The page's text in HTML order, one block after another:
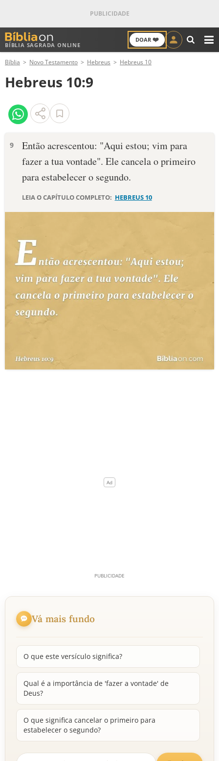
BÍBLIA SAGRADA ONLINE
DOAR ❤️
ANTIGO TESTAMENTO
NOVO TESTAMENTO
VERSÍCULOS
PALAVRA DO DIA
DEVOCIONAL DIÁRIO
10 MANDAMENTOS
ESTUDOS BÍBLICOS
ESBOÇOS DE PREGAÇÃO
TEMAS
PERGUNTE À BÍBLIA
TERMO BÍBLICO
Bíblia Novo Testamento Hebreus Hebreus 10
Hebreus 10:9
9
Então acrescentou: "Aqui estou; vim para
fazer a tua vontade". Ele cancela o primeiro
para estabelecer o segundo.
LEIA O CAPÍTULO COMPLETO: HEBREUS 10
Vá mais fundo
O que este versículo significa?
Qual é a importância de 'fazer a vontade' de
Deus?
O que significa cancelar o primeiro para
estabelecer o segundo?